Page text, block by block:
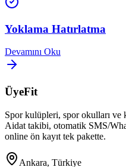
Yoklama Hatırlatma
Devamını Oku
ÜyeFit
Spor kulüpleri, spor okulları ve
Aidat takibi, otomatik SMS/
online ön kayıt tek pakette.
Ankara, Türkiye